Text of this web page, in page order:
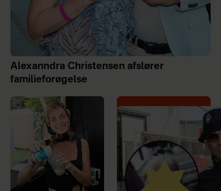
Alexanndra Christensen afslører
familieforøgelse